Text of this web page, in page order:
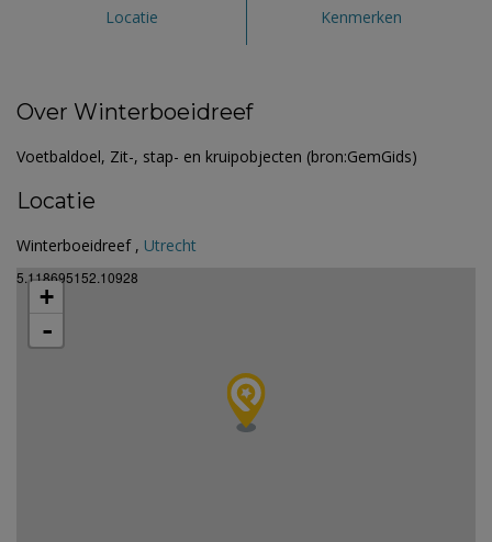
Locatie Kenmerken
Over Winterboeidreef
Voetbaldoel, Zit-, stap- en kruipobjecten (bron:GemGids)
Locatie
Winterboeidreef , Utrecht
5.118695152.10928
+
-